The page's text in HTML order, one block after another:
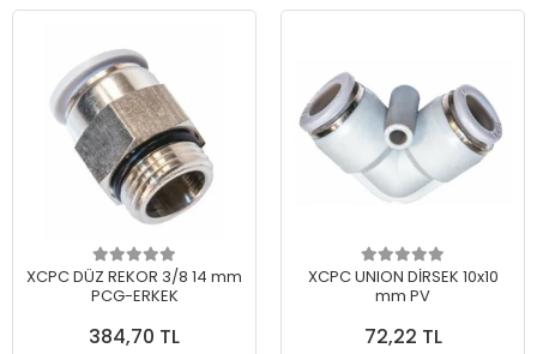
XCPC DÜZ REKOR 3/8 14 mm
PCG-ERKEK
384,70 TL
XCPC UNION DİRSEK 10x10
mm PV
72,22 TL